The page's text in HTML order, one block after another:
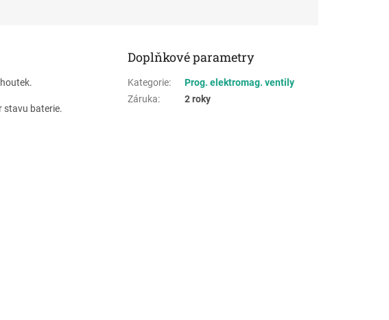
stavu baterie.
Doplňkové parametry
Kategorie:
Prog. elektromag. ventily
Záruka: 2 roky